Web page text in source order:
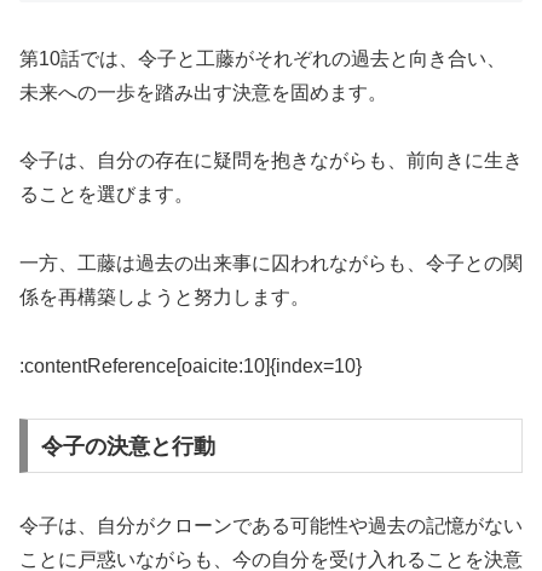
第10話では、令子と工藤がそれぞれの過去と向き合い、
未来への一歩を踏み出す決意を固めます。
令子は、自分の存在に疑問を抱きながらも、前向きに生き
ることを選びます。
一方、工藤は過去の出来事に囚われながらも、令子との関
係を再構築しようと努力します。
:contentReference[oaicite:10]{index=10}
令子の決意と行動
令子は、自分がクローンである可能性や過去の記憶がない
ことに戸惑いながらも、今の自分を受け入れることを決意